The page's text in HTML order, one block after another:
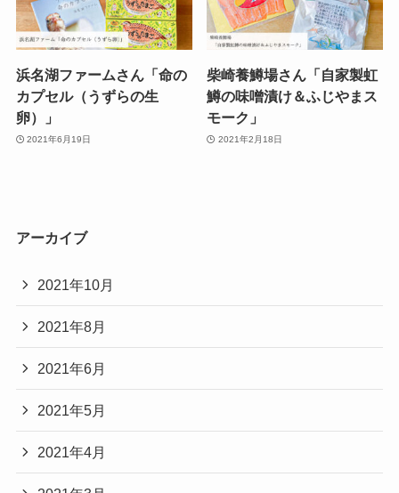
浜名湖ファームさん「命の
カプセル（うずらの生
卵）」
2021年6月19日
柴崎養鱒場さん「自家製虹
鱒の味噌漬け＆ふじやまス
モーク」
2021年2月18日
アーカイブ
2021年10月
2021年8月
2021年6月
2021年5月
2021年4月